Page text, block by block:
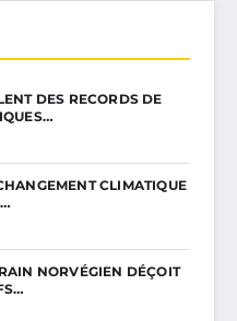
DES RECORDS DE
CLIMATIQUE
NORVÉGIEN DÉÇOIT